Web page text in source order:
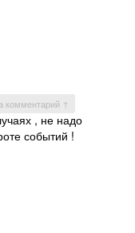
комментарий ↑
, не надо
событий !